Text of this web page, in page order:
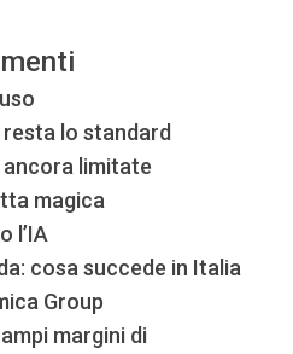
resta lo standard
limitate
magica
l’IA
cosa succede in Italia
Group
margini di